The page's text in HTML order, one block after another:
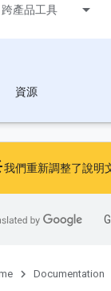
跨產品工具
資源
我們重新調整了說明
Documentation